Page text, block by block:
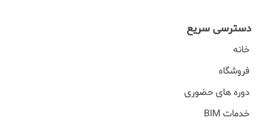
دسترسی سریع
خانه
فروشگاه
دوره های حضوری
خدمات BIM